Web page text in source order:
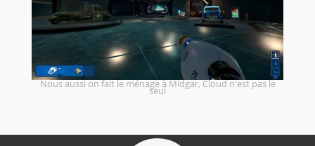
Nous aussi on fait le ménage à Midgar, Cloud n'est pas le
seul